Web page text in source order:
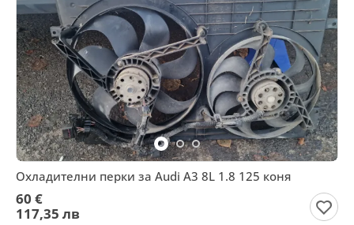
Охладителни перки за Audi A3 8L 1.8 125 коня
60 €
117,35 лв